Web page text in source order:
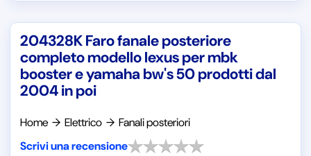
204328K Faro fanale posteriore
completo modello lexus per mbk
booster e yamaha bw's 50 prodotti dal
2004 in poi
Home → Elettrico → Fanali posteriori
Scrivi una recensione